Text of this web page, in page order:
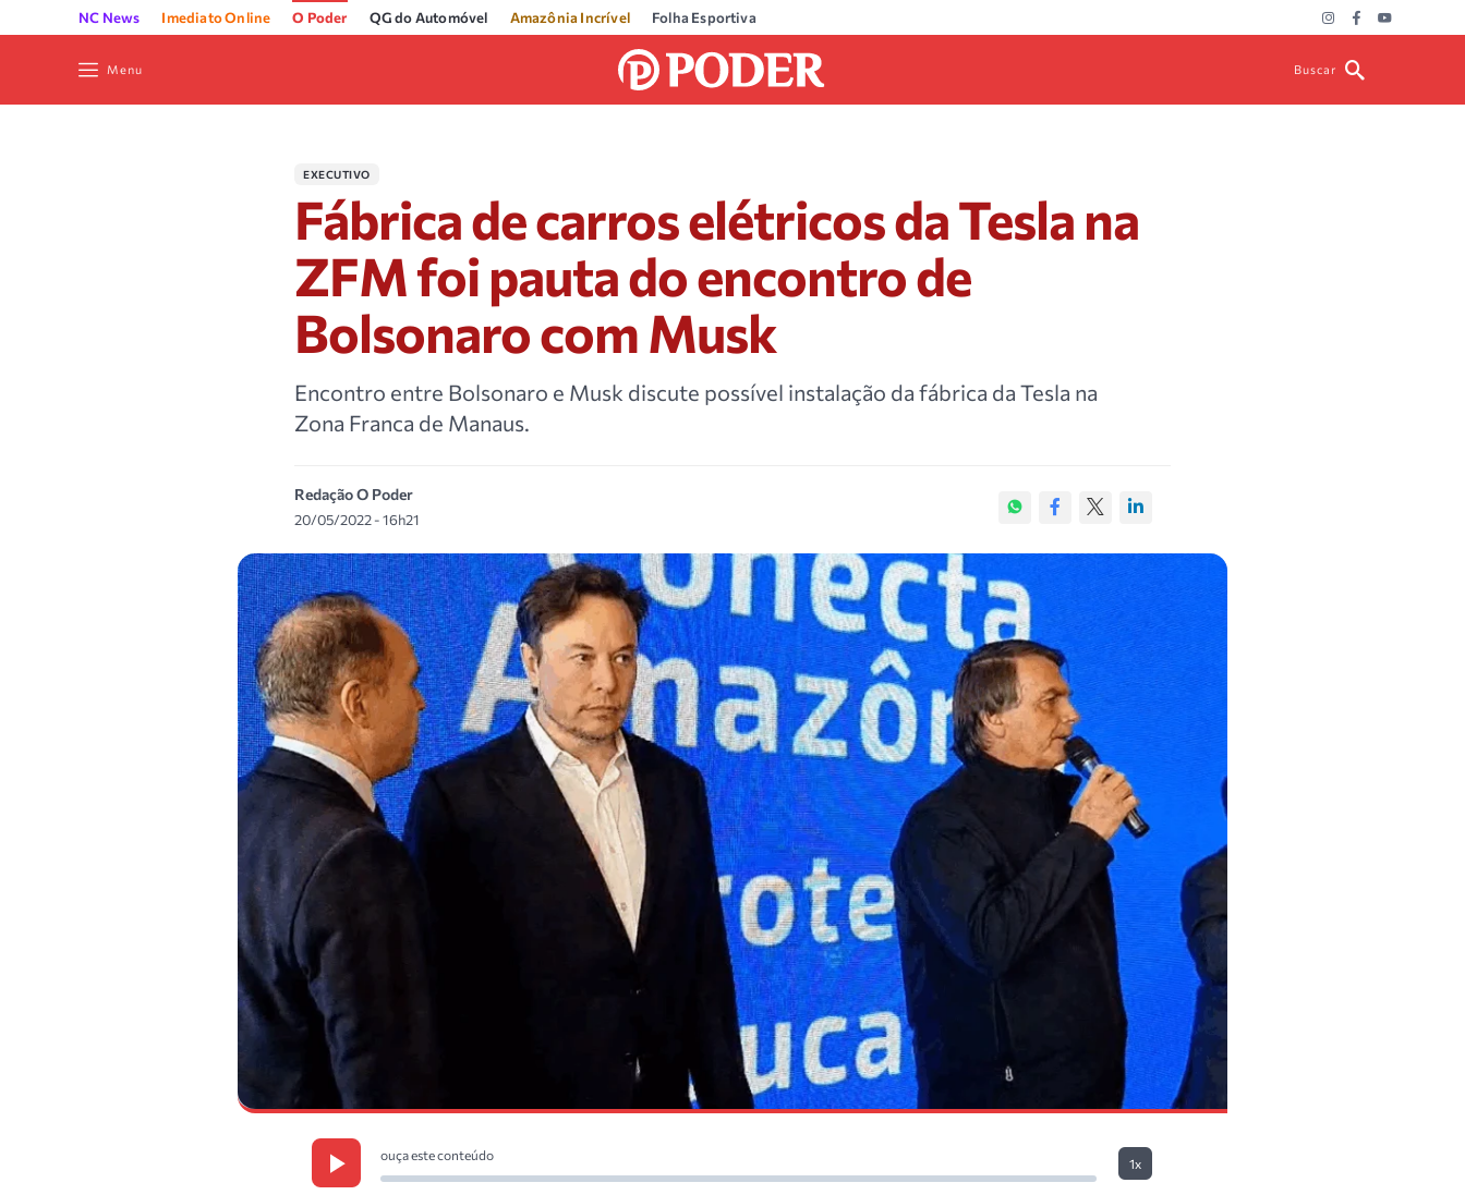
NC News Imediato Online O Poder QG do Automóvel Amazônia Incrível Folha Esportiva
Menu Buscar
EXECUTIVO
Fábrica de carros elétricos da Tesla na
ZFM foi pauta do encontro de
Bolsonaro com Musk
Encontro entre Bolsonaro e Musk discute possível instalação da fábrica da Tesla na
Zona Franca de Manaus.
Redação O Poder
20/05/2022 - 16h21
ouça este conteúdo
1x